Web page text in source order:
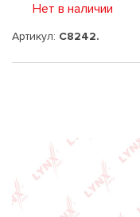
Нет в наличии
Артикул: C8242.